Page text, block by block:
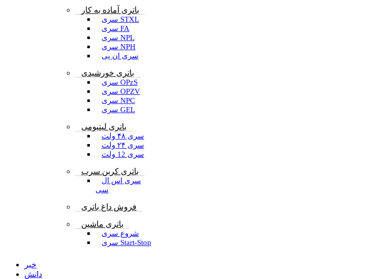
باتری آماده به کار
سری STXL
سری FA
سری NPL
سری NPH
سری ان پی
باتری خورشیدی
سری OPzS
سری OPZV
سری NPC
سری GEL
باتری لیتیومی
سری ۴۸ ولت
سری ۲۴ ولت
سری 12 ولت
باتری کربن سرب
سری اس ال
سی
فروش داغ باتری
باتری ماشین
شروع سری
سری Start-Stop
خبر
دانش